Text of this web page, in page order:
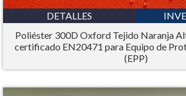
DETALLES
Poliéster 300D Oxford Tejido Naranja
certificado EN20471 para Equipo de
(EPP)